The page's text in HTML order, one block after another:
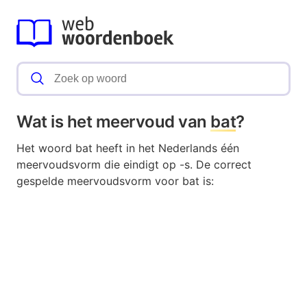
Wat is het meervoud van bat?
Het woord bat heeft in het Nederlands één
meervoudsvorm die eindigt op -s. De correct
gespelde meervoudsvorm voor bat is: